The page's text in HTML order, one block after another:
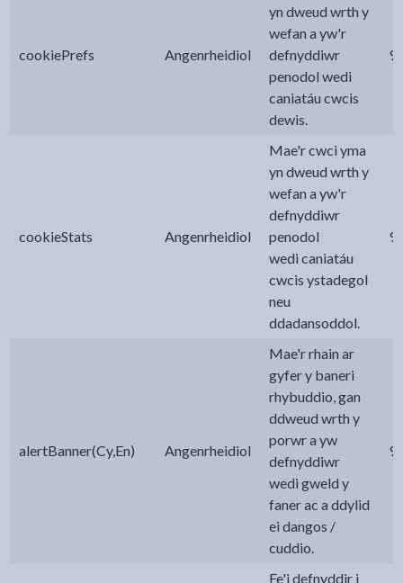
cookiePrefs Angenrheidiol
yn dweud wrth y
wefan a yw'r
defnyddiwr
penodol wedi
caniatáu cwcis
dewis.
cookieStats Angenrheidiol
Mae'r cwci yma
yn dweud wrth y
wefan a yw'r
defnyddiwr
penodol
wedi caniatáu
cwcis ystadegol
neu
ddadansoddol.
alertBanner(Cy,En) Angenrheidiol
Mae'r rhain ar
gyfer y baneri
rhybuddio, gan
ddweud wrth y
porwr a yw
defnyddiwr
wedi gweld y
faner ac a ddylid
ei dangos /
cuddio.
Fe'i defnyddir i